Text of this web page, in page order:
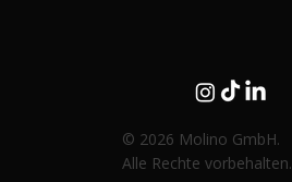
© 2026 Molino GmbH.
Alle Rechte vorbehalten.